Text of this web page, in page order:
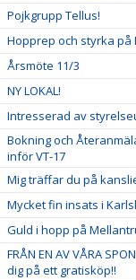
Pojkgrupp Tellus!
Hopprep och styrka
Årsmöte 11/3
NY LOKAL!
Intresserad av
Bokning och
inför VT-17
Mig träffar du på
Mycket fin insats i
Guld i hopp på
FRÅN EN AV VÅRA
dig på ett gratisköp!!